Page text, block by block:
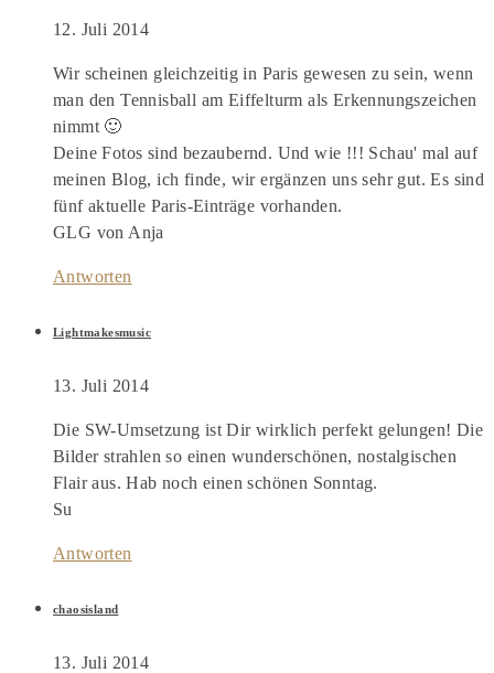
12. Juli 2014
Wir scheinen gleichzeitig in Paris gewesen zu sein, wenn
man den Tennisball am Eiffelturm als Erkennungszeichen
nimmt 🙂
Deine Fotos sind bezaubernd. Und wie !!! Schau' mal auf
meinen Blog, ich finde, wir ergänzen uns sehr gut. Es sind
fünf aktuelle Paris-Einträge vorhanden.
GLG von Anja
Antworten
Lightmakesmusic
13. Juli 2014
Die SW-Umsetzung ist Dir wirklich perfekt gelungen! Die
Bilder strahlen so einen wunderschönen, nostalgischen
Flair aus. Hab noch einen schönen Sonntag.
Su
Antworten
chaosisland
13. Juli 2014